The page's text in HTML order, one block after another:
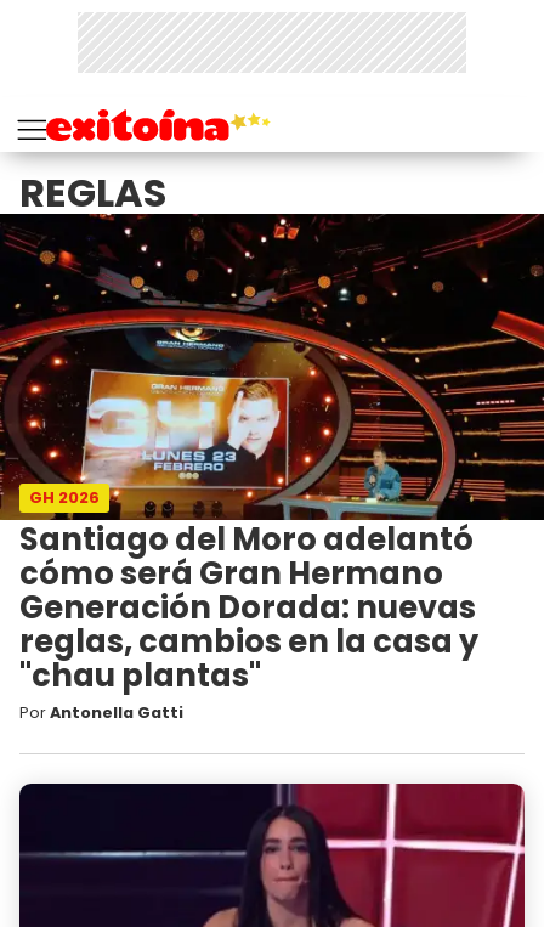
REGLAS
GH 2026
Santiago del Moro adelantó
cómo será Gran Hermano
Generación Dorada: nuevas
reglas, cambios en la casa y
"chau plantas"
PorAntonella Gatti